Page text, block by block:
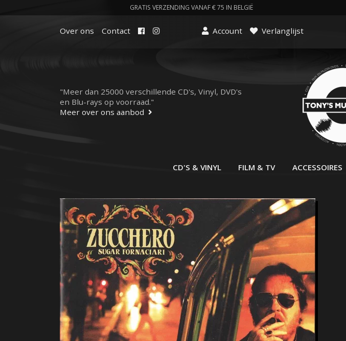
GRATIS VERZENDING VANAF € 75 IN BELGIË
Over ons Contact FacebookInstagram Account Verlanglijst
"Meer dan 25000 verschillende CD's, Vinyl, DVD's
en Blu-rays op voorraad."
Meer over ons aanbod
CD'S & VINYL FILM & TV ACCESSOIRES